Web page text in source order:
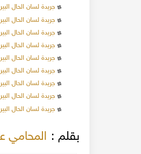
جريدة لسان الحال البيروتية - السنة 24عام
جريدة لسان الحال البيروتية - السنة 25 عام
جريدة لسان الحال البيروتية - السنة 26 عام
جريدة لسان الحال البيروتية - السنة 27 عام
جريدة لسان الحال البيروتية - السنة 28 عام
جريدة لسان الحال البيروتية - السنة 29 عام
جريدة لسان الحال البيروتية - السنة 30 عام
جريدة لسان الحال البيروتية - السنة 31 عام
جريدة لسان الحال البيروتية - السنة 32 عام
بقلم : المحامي
عشر ألف جندي
موالين للعثمانيين